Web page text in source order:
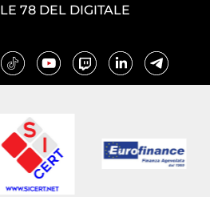
78 DEL DIGITALE